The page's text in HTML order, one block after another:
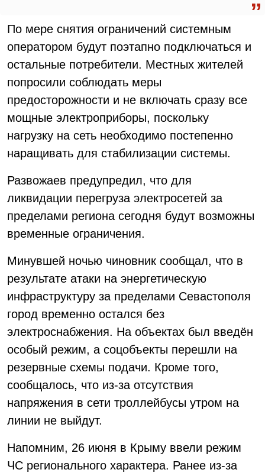
По мере снятия ограничений системным
оператором будут поэтапно подключаться и
остальные потребители. Местных жителей
попросили соблюдать меры
предосторожности и не включать сразу все
мощные электроприборы, поскольку
нагрузку на сеть необходимо постепенно
наращивать для стабилизации системы.
Развожаев предупредил, что для
ликвидации перегруза электросетей за
пределами региона сегодня будут возможны
временные ограничения.
Минувшей ночью чиновник сообщал, что в
результате атаки на энергетическую
инфраструктуру за пределами Севастополя
город временно остался без
электроснабжения. На объектах был введён
особый режим, а соцобъекты перешли на
резервные схемы подачи. Кроме того,
сообщалось, что из-за отсутствия
напряжения в сети троллейбусы утром на
линии не выйдут.
Напомним, 26 июня в Крыму ввели режим
ЧС регионального характера. Ранее из-за